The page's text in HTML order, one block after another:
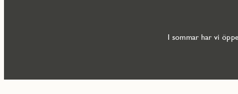
I sommar har vi